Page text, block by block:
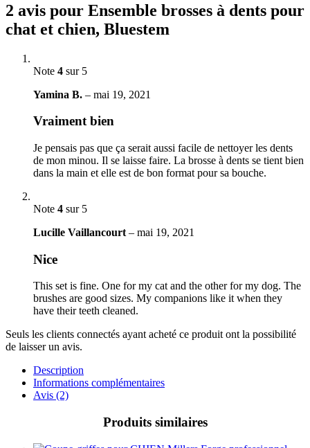
2 avis pour Ensemble brosses à dents pour
chat et chien, Bluestem
Note 4 sur 5
Yamina B. – mai 19, 2021
Vraiment bien
Je pensais pas que ça serait aussi facile de nettoyer les dents
de mon minou. Il se laisse faire. La brosse à dents se tient bien
dans la main et elle est de bon format pour sa bouche.
Note 4 sur 5
Lucille Vaillancourt – mai 19, 2021
Nice
This set is fine. One for my cat and the other for my dog. The
brushes are good sizes. My companions like it when they
have their teeth cleaned.
Seuls les clients connectés ayant acheté ce produit ont la possibilité
de laisser un avis.
Description
Informations complémentaires
Avis (2)
Produits similaires